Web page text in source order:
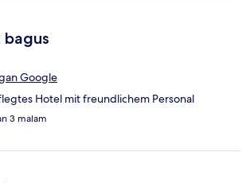
bagus
Google
Hotel mit freundlichem Personal
3 malam